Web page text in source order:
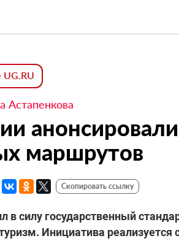
UG.RU
Астапенкова
маршрутов
Скопировать ссылку
в силу государственный
Инициатива реализуется